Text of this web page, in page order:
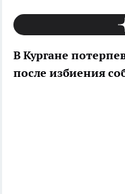
В Кургане
после избиения